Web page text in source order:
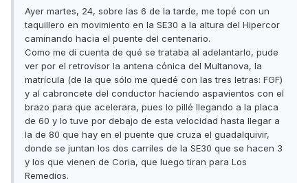
Ayer martes, 24, sobre las 6 de la tarde, me topé con un
taquillero en movimiento en la SE30 a la altura del Hipercor
caminando hacia el puente del centenario.
Como me di cuenta de qué se trataba al adelantarlo, pude
ver por el retrovisor la antena cónica del Multanova, la
matrícula (de la que sólo me quedé con las tres letras: FGF)
y al cabroncete del conductor haciendo aspavientos con el
brazo para que acelerara, pues lo pillé llegando a la placa
de 60 y lo tuve por debajo de esta velocidad hasta llegar a
la de 80 que hay en el puente que cruza el guadalquivir,
donde se juntan los dos carriles de la SE30 que se hacen 3
y los que vienen de Coria, que luego tiran para Los
Remedios.